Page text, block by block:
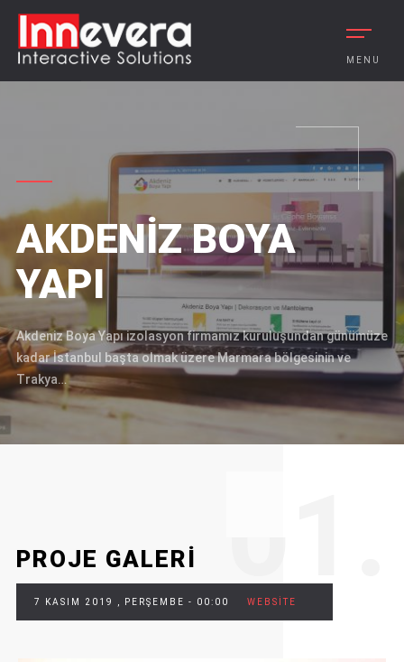
MENU
AKDENIZ BOYA
YAPI
Akdeniz Boya Yapı izolasyon firmamız kuruluşundan günümüze
kadar İstanbul başta olmak üzere Marmara bölgesinin ve
Trakya…
PROJE GALERİ
7 KASIM 2019 , PERŞEMBE - 00:00 WEBSITE